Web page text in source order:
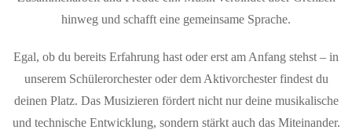
hinweg und schafft eine gemeinsame Sprache.
Egal, ob du bereits Erfahrung hast oder erst am Anfang stehst – in
unserem Schülerorchester oder dem Aktivorchester findest du
deinen Platz. Das Musizieren fördert nicht nur deine musikalische
und technische Entwicklung, sondern stärkt auch das Miteinander.